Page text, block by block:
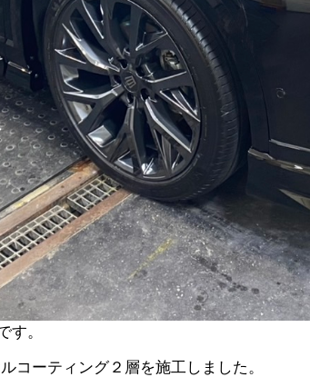
す。
コーティング２層を施工しました。